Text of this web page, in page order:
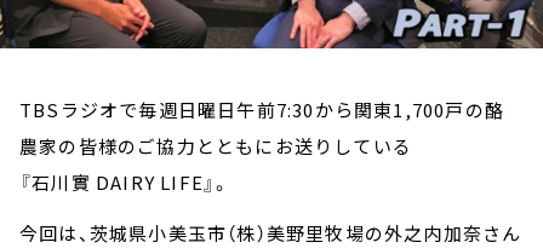
TBSラジオで毎週日曜日午前7:30から関東1,700戸の酪
農家の皆様のご協力とともにお送りしている
『石川實 DAIRY LIFE』。
今回は、茨城県小美玉市（株）美野里牧場の外之内加奈さん